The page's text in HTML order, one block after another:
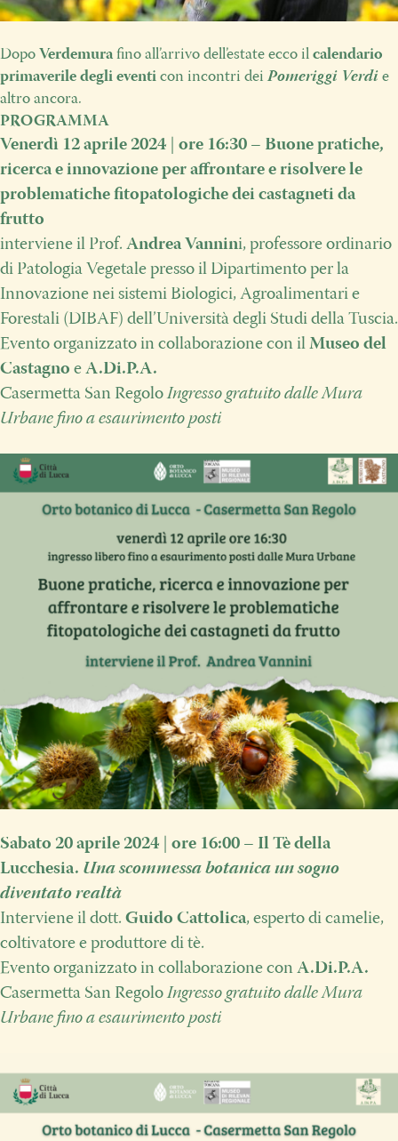
Dopo Verdemura fino all’arrivo dell’estate ecco il calendario
primaverile degli eventi con incontri dei Pomeriggi Verdi e
altro ancora.
PROGRAMMA
Venerdì 12 aprile 2024 ore 16:30 – Buone pratiche,
ricerca e innovazione per affrontare e risolvere le
problematiche fitopatologiche dei castagneti da
frutto
interviene il Prof. Andrea Vannini, professore ordinario
di Patologia Vegetale presso il Dipartimento per la
Innovazione nei sistemi Biologici, Agroalimentari e
Forestali (DIBAF) dell’Università degli Studi della Tuscia.
Evento organizzato in collaborazione con il Museo del
Castagno e A.Di.P.A.
Casermetta San RegoloIngresso gratuito dalle Mura
Urbane fino a esaurimento posti
Sabato 20 aprile 2024 ore 16:00 – Il Tè della
Lucchesia. Una scommessa botanica un sogno
diventato realtà
Interviene il dott. Guido Cattolica, esperto di camelie,
coltivatore e produttore di tè.
Evento organizzato in collaborazione con A.Di.P.A.
Casermetta San RegoloIngresso gratuito dalle Mura
Urbane fino a esaurimento posti